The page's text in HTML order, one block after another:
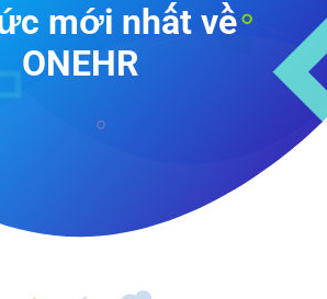
mới nhất về
ONEHR